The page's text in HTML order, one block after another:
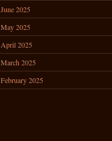
June 2025
May 2025
April 2025
March 2025
February 2025